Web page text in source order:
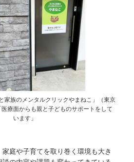
家族のメンタルクリックやまねこ」（東京
療面からも親と子どものサポートをして
います」
庭や子育てを取り巻く環境も大き